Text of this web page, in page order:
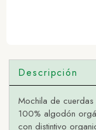
Descripción
Mochila de cuerdas
100% algodón
con distintivo